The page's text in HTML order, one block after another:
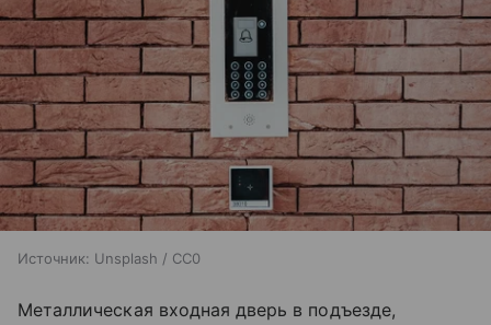
Источник: Unsplash / CC0
Металлическая входная дверь в подъезде,